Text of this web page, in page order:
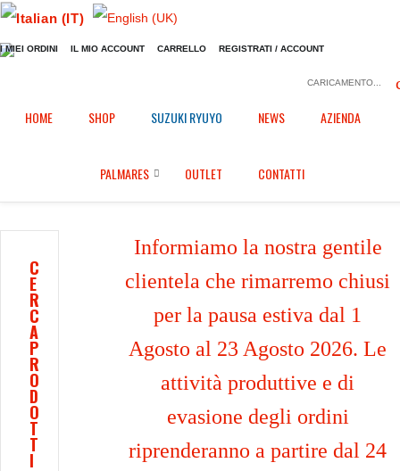
I MIEI ORDINI IL MIO ACCOUNT CARRELLO REGISTRATI / ACCOUNT
CARICAMENTO...
HOME SHOP SUZUKI RYUYO NEWS AZIENDA
PALMARES OUTLET CONTATTI
Home / Shop Dissipatore calore pinze freno /
Informiamo la nostra gentile
clientela che rimarremo chiusi
per la pausa estiva dal 1
Agosto al 23 Agosto 2026. Le
attività produttive e di
evasione degli ordini
riprenderanno a partire dal 24
C
E
R
C
A
P
R
O
D
O
T
T
I